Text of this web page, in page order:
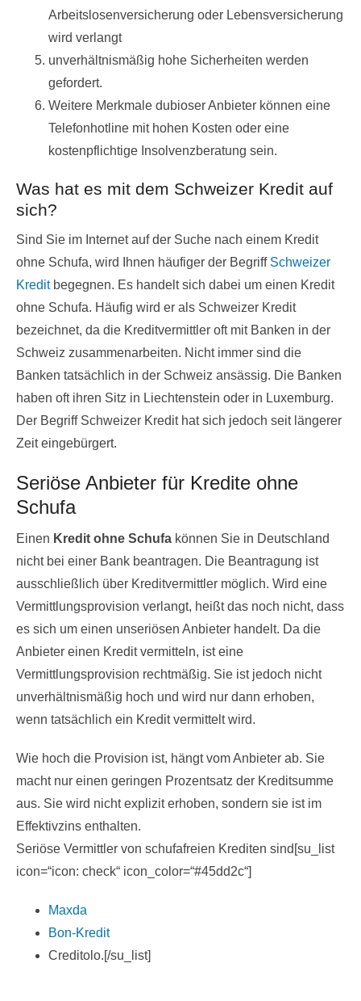
Arbeitslosenversicherung oder Lebensversicherung
wird verlangt
unverhältnismäßig hohe Sicherheiten werden
gefordert.
Weitere Merkmale dubioser Anbieter können eine
Telefonhotline mit hohen Kosten oder eine
kostenpflichtige Insolvenzberatung sein.
Was hat es mit dem Schweizer Kredit auf
sich?
Sind Sie im Internet auf der Suche nach einem Kredit
ohne Schufa, wird Ihnen häufiger der Begriff Schweizer
Kreditbegegnen. Es handelt sich dabei um einen Kredit
ohne Schufa. Häufig wird er als Schweizer Kredit
bezeichnet, da die Kreditvermittler oft mit Banken in der
Schweiz zusammenarbeiten. Nicht immer sind die
Banken tatsächlich in der Schweiz ansässig. Die Banken
haben oft ihren Sitz in Liechtenstein oder in Luxemburg.
Der Begriff Schweizer Kredit hat sich jedoch seit längerer
Zeit eingebürgert.
Seriöse Anbieter für Kredite ohne
Schufa
Einen Kredit ohne Schufa können Sie in Deutschland
nicht bei einer Bank beantragen. Die Beantragung ist
ausschließlich über Kreditvermittler möglich. Wird eine
Vermittlungsprovision verlangt, heißt das noch nicht, dass
es sich um einen unseriösen Anbieter handelt. Da die
Anbieter einen Kredit vermitteln, ist eine
Vermittlungsprovision rechtmäßig. Sie ist jedoch nicht
unverhältnismäßig hoch und wird nur dann erhoben,
wenn tatsächlich ein Kredit vermittelt wird.
Wie hoch die Provision ist, hängt vom Anbieter ab. Sie
macht nur einen geringen Prozentsatz der Kreditsumme
aus. Sie wird nicht explizit erhoben, sondern sie ist im
Effektivzins enthalten.
Seriöse Vermittler von schufafreien Krediten sind[su_list
icon=“icon: check“ icon_color=“#45dd2c“]
Maxda
Bon-Kredit
Creditolo.[/su_list]